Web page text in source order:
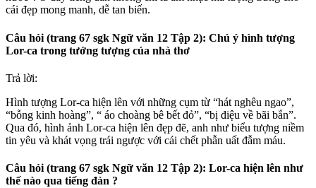
cái đẹp mong manh, dễ tan biến.
Câu hỏi (trang 67 sgk Ngữ văn 12 Tập 2): Chú ý hình tượng
Lor-ca trong tưởng tượng của nhà thơ
Trả lời:
Hình tượng Lor-ca hiện lên với những cụm từ “hát nghêu ngao”,
“bỗng kinh hoàng”, “ áo choàng bê bết đỏ”, “bị điệu về bãi bắn”.
Qua đó, hình ảnh Lor-ca hiện lên đẹp đẽ, anh như biểu tượng niềm
tin yêu và khát vọng trái ngược với cái chết phẫn uất đẫm máu.
Câu hỏi (trang 67 sgk Ngữ văn 12 Tập 2): Lor-ca hiện lên như
thế nào qua tiếng đàn ?